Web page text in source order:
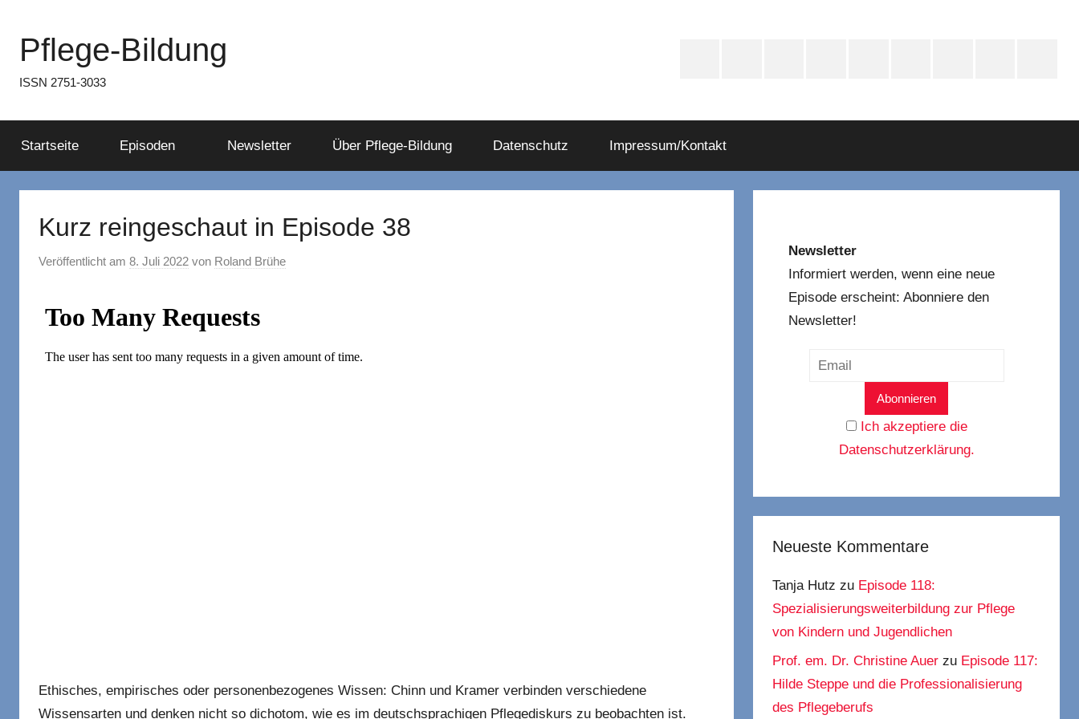
springenPflege-Bildung
ISSN 2751-3033
Startseite Episoden Newsletter Über Pflege-Bildung Datenschutz Impressum/Kontakt
Kurz reingeschaut in Episode 38
Veröffentlicht am 8. Juli 2022 von Roland Brühe
Ethisches, empirisches oder personenbezogenes Wissen: Chinn und Kramer verbinden verschiedene
Wissensarten und denken nicht so dichotom, wie es im deutschsprachigen Pflegediskurs zu beobachten ist.
Newsletter
Informiert werden, wenn eine neue
Episode erscheint: Abonniere den
Newsletter!
Ich akzeptiere die
Datenschutzerklärung.
Neueste Kommentare
Tanja Hutz zu Episode 118:
Spezialisierungsweiterbildung zur Pflege
von Kindern und Jugendlichen
Prof. em. Dr. Christine Auer zu Episode 117:
Hilde Steppe und die Professionalisierung
des Pflegeberufs